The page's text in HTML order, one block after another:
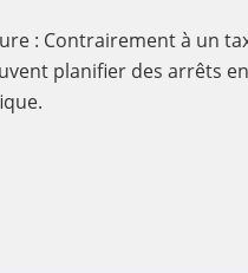
: Contrairement à un
planifier des arrêts